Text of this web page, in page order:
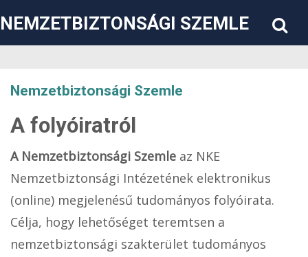
NEMZETBIZTONSÁGI SZEMLE
Nemzetbiztonsági Szemle
A folyóiratról
A Nemzetbiztonsági Szemle az NKE
Nemzetbiztonsági Intézetének elektronikus
(online) megjelenésű tudományos folyóirata.
Célja, hogy lehetőséget teremtsen a
nemzetbiztonsági szakterület tudományos